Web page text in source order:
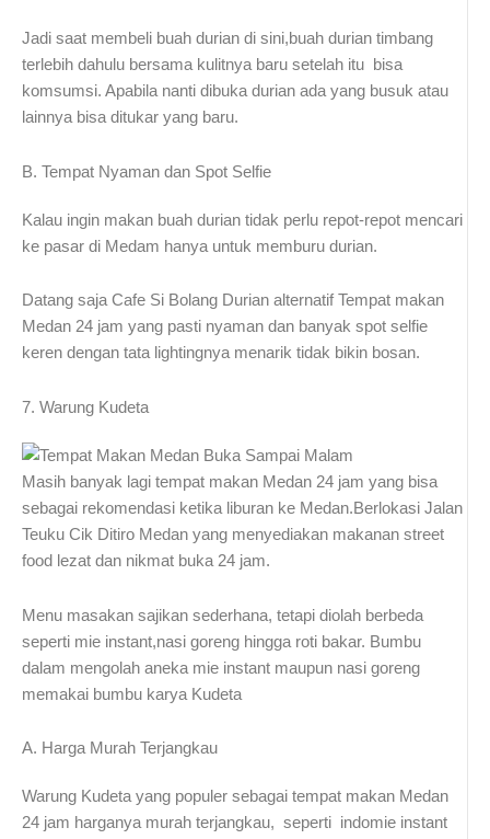
Jadi saat membeli buah durian di sini,buah durian timbang
terlebih dahulu bersama kulitnya baru setelah itu bisa
komsumsi. Apabila nanti dibuka durian ada yang busuk atau
lainnya bisa ditukar yang baru.
B. Tempat Nyaman dan Spot Selfie
Kalau ingin makan buah durian tidak perlu repot-repot mencari
ke pasar di Medam hanya untuk memburu durian.
Datang saja Cafe Si Bolang Durian alternatif Tempat makan
Medan 24 jam yang pasti nyaman dan banyak spot selfie
keren dengan tata lightingnya menarik tidak bikin bosan.
7. Warung Kudeta
Masih banyak lagi tempat makan Medan 24 jam yang bisa
sebagai rekomendasi ketika liburan ke Medan.Berlokasi Jalan
Teuku Cik Ditiro Medan yang menyediakan makanan street
food lezat dan nikmat buka 24 jam.
Menu masakan sajikan sederhana, tetapi diolah berbeda
seperti mie instant,nasi goreng hingga roti bakar. Bumbu
dalam mengolah aneka mie instant maupun nasi goreng
memakai bumbu karya Kudeta
A. Harga Murah Terjangkau
Warung Kudeta yang populer sebagai tempat makan Medan
24 jam harganya murah terjangkau, seperti indomie instant